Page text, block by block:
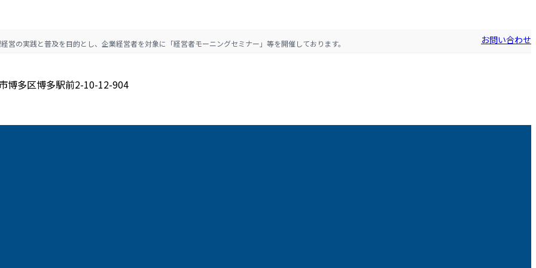
の実践と普及を目的とし、企業経営者を対象に「経営者モーニングセミナー」等を開催しております。 お問い合わせ
博多区博多駅前2-10-12-904